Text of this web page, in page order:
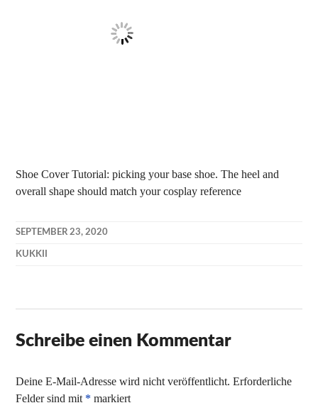
Shoe Cover Tutorial: picking your base shoe. The heel and
overall shape should match your cosplay reference
SEPTEMBER 23, 2020
KUKKII
Schreibe einen Kommentar
Deine E-Mail-Adresse wird nicht veröffentlicht. Erforderliche
Felder sind mit * markiert